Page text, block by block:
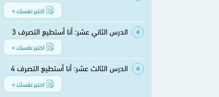
اختبر نفسك >
الدرس الثاني عشر: أنا أستطيع التصرف 3
اختبر نفسك >
الدرس الثالث عشر: أنا أستطيع التصرف 4
اختبر نفسك >